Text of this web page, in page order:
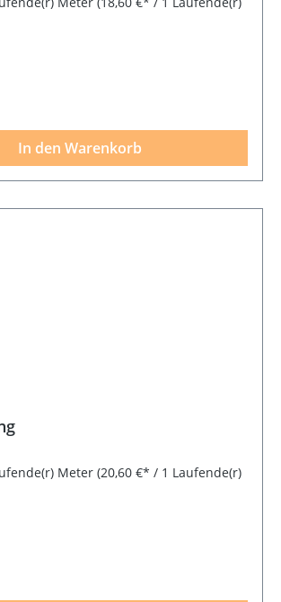
In den Warenkorb
Meter (20,60 €* / 1 Laufende(r)